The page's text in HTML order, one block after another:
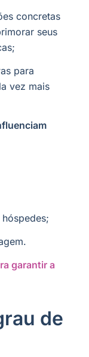
concretas
seus
para
vez mais
garantir a
de